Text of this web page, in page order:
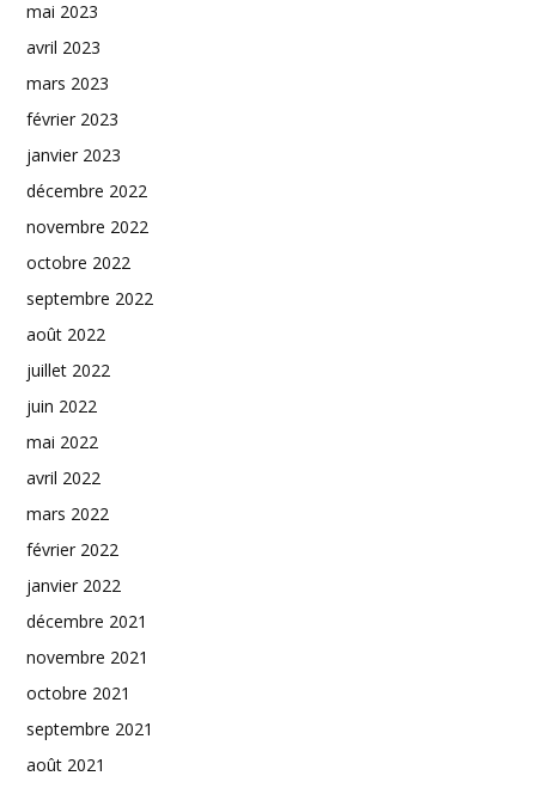
mai 2023
avril 2023
mars 2023
février 2023
janvier 2023
décembre 2022
novembre 2022
octobre 2022
septembre 2022
août 2022
juillet 2022
juin 2022
mai 2022
avril 2022
mars 2022
février 2022
janvier 2022
décembre 2021
novembre 2021
octobre 2021
septembre 2021
août 2021